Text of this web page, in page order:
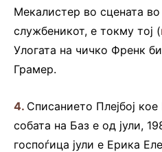
Мекалистер во сцената
службеникот, е токму тој (
Улогата на чичко Френк
Грамер.
4. Списанието Плејбој
собата на Баз е од јули,
госпоѓица јули е Ерика